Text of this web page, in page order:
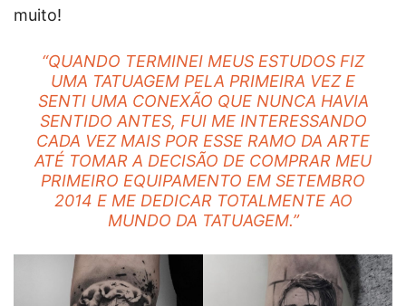
muito!
“QUANDO TERMINEI MEUS ESTUDOS FIZ
UMA TATUAGEM PELA PRIMEIRA VEZ E
SENTI UMA CONEXÃO QUE NUNCA HAVIA
SENTIDO ANTES, FUI ME INTERESSANDO
CADA VEZ MAIS POR ESSE RAMO DA ARTE
ATÉ TOMAR A DECISÃO DE COMPRAR MEU
PRIMEIRO EQUIPAMENTO EM SETEMBRO
2014 E ME DEDICAR TOTALMENTE AO
MUNDO DA TATUAGEM.”